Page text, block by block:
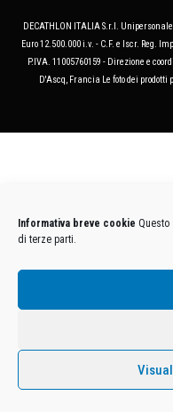
Informativa breve cookie
di terze parti.
DECATHLON ITALIA S.r.l.
Euro 12.500.000 i.v. - C.F. e Iscr. Reg.
P.IVA. 11005760159 - Direzione e
D'Ascq, Francia Le foto dei